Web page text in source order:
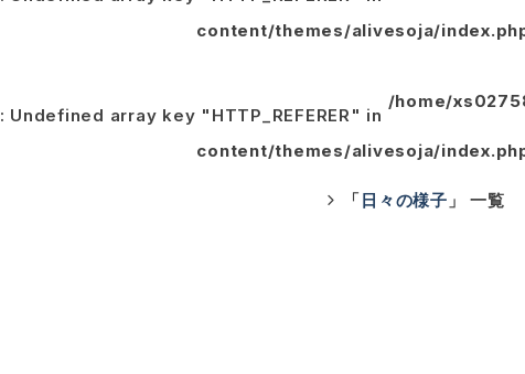
content/themes/alivesoja/
: Undefined array key "HTTP_REFERER" in
/home/
content/themes/alivesoja/
「日々の様子 」 一覧